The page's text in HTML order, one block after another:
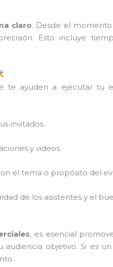
claro. Desde el
Esto incluye
te ayuden a ejecutar tu
invitados.
y videos.
el tema o propósito del
de los asistentes y el
, es esencial
audiencia objetivo. Si es